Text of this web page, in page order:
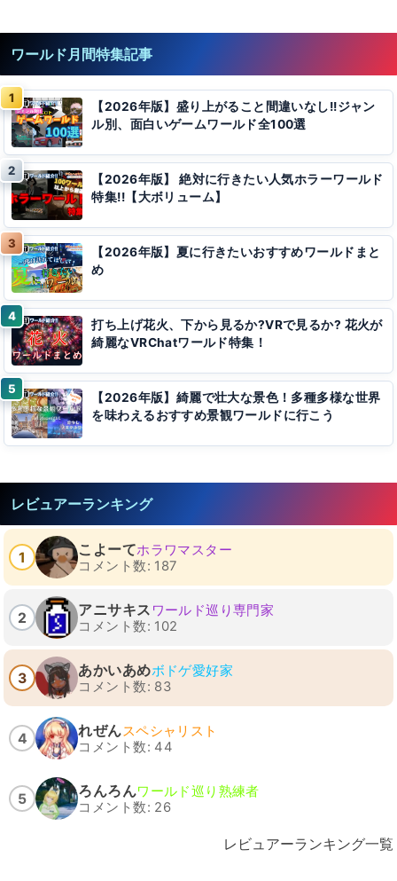
ワールド月間特集記事
【2026年版】盛り上がること間違いなし!!ジャン
ル別、面白いゲームワールド全100選
【2026年版】 絶対に行きたい人気ホラーワールド
特集!!【大ボリューム】
【2026年版】夏に行きたいおすすめワールドまと
め
打ち上げ花火、下から見るか?VRで見るか? 花火が
綺麗なVRChatワールド特集！
【2026年版】綺麗で壮大な景色！多種多様な世界
を味わえるおすすめ景観ワールドに行こう
レビュアーランキング
1 こよーてホラワマスター
コメント数: 187
2 アニサキス ワールド巡り専門家
コメント数: 102
3 あかいあめボドゲ愛好家
コメント数: 83
4 れぜんスペシャリスト
コメント数: 44
5 ろんろんワールド巡り熟練者
コメント数: 26
レビュアーランキング一覧